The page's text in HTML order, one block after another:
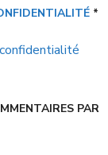
*
PAR